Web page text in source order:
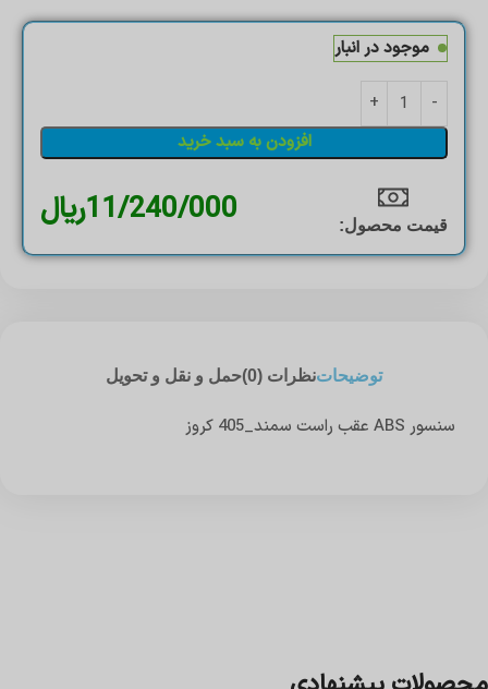
موجود در انبار
افزودن به سبد خرید
قیمت محصول:​ 11/240/000ریال
توضیحاتنظرات (0) حمل و نقل و تحویل
سنسور ABS عقب راست سمند_405 کروز